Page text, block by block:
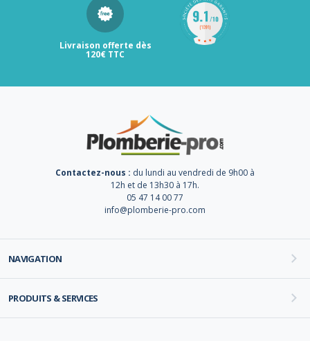
Livraison offerte dès
120€ TTC
Contactez-nous : du lundi au vendredi de 9h00 à
12h et de 13h30 à 17h.
05 47 14 00 77
info@plomberie-pro.com
NAVIGATION
PRODUITS & SERVICES